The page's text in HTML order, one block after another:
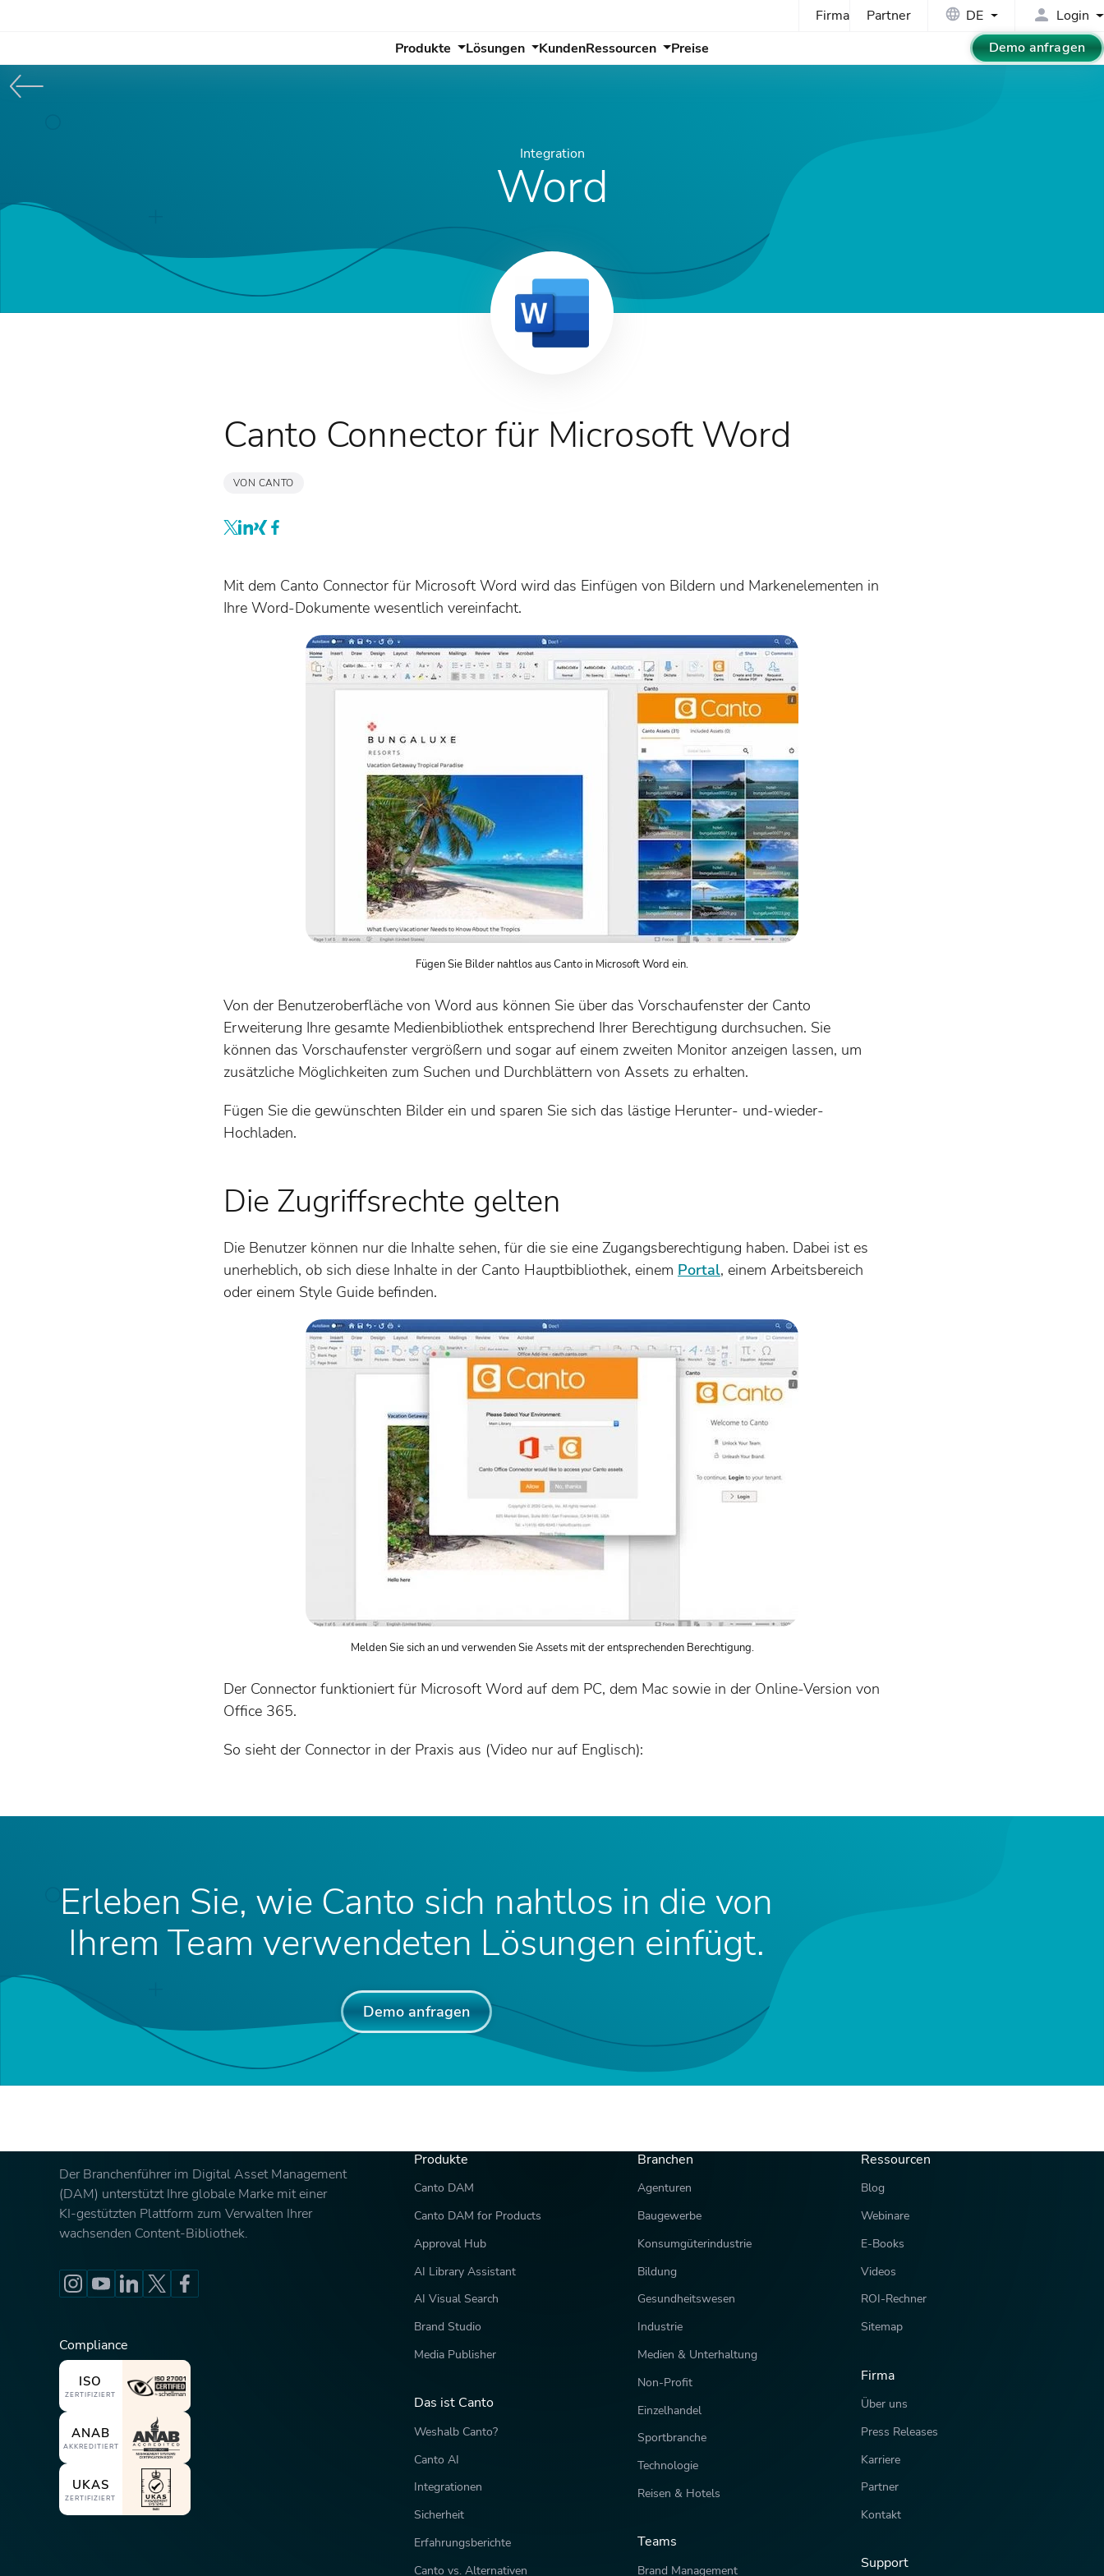
Firma Partner DE
Login
Produkte
Lösungen KundenRessourcen Preise Demo anfragen
Integration
Word
Canto Connector für Microsoft Word
VON CANTO
Mit dem Canto Connector für Microsoft Word wird das Einfügen von Bildern und Markenelementen in
Ihre Word-Dokumente wesentlich vereinfacht.
Fügen Sie Bilder nahtlos aus Canto in Microsoft Word ein.
Von der Benutzeroberfläche von Word aus können Sie über das Vorschaufenster der Canto
Erweiterung Ihre gesamte Medienbibliothek entsprechend Ihrer Berechtigung durchsuchen. Sie
können das Vorschaufenster vergrößern und sogar auf einem zweiten Monitor anzeigen lassen, um
zusätzliche Möglichkeiten zum Suchen und Durchblättern von Assets zu erhalten.
Fügen Sie die gewünschten Bilder ein und sparen Sie sich das lästige Herunter- und-wieder-
Hochladen.
Die Zugriffsrechte gelten
Die Benutzer können nur die Inhalte sehen, für die sie eine Zugangsberechtigung haben. Dabei ist es
unerheblich, ob sich diese Inhalte in der Canto Hauptbibliothek, einem Portal, einem Arbeitsbereich
oder einem Style Guide befinden.
Melden Sie sich an und verwenden Sie Assets mit der entsprechenden Berechtigung.
Der Connector funktioniert für Microsoft Word auf dem PC, dem Mac sowie in der Online-Version von
Office 365.
So sieht der Connector in der Praxis aus (Video nur auf Englisch):
Erleben Sie, wie Canto sich nahtlos in die von
Ihrem Team verwendeten Lösungen einfügt.
Demo anfragen
Der Branchenführer im Digital Asset Management
(DAM) unterstützt Ihre globale Marke mit einer
KI-gestützten Plattform zum Verwalten Ihrer
wachsenden Content-Bibliothek.
Compliance
ISO
ZERTIFIZIERT
ANAB
AKKREDITIERT
UKAS
ZERTIFIZIERT
Produkte
Canto DAM
Canto DAM for Products
Approval Hub
AI Library Assistant
AI Visual Search
Brand Studio
Media Publisher
Das ist Canto
Weshalb Canto?
Canto AI
Integrationen
Sicherheit
Erfahrungsberichte
Canto vs. Alternativen
Branchen
Agenturen
Baugewerbe
Konsumgüterindustrie
Bildung
Gesundheitswesen
Industrie
Medien & Unterhaltung
Non-Profit
Einzelhandel
Sportbranche
Technologie
Reisen & Hotels
Teams
Brand Management
Ressourcen
Blog
Webinare
E-Books
Videos
ROI-Rechner
Sitemap
Firma
Über uns
Press Releases
Karriere
Partner
Kontakt
Support